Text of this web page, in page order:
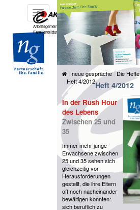
Toggle
navigation
Arbeitsgemeinschaft für katholische
Familienbildung e.V.
neue gespräche Die Hefte
Heft 4/2012Heft 4/2012
In der Rush Hour
des Lebens
Zwischen 25 und
35
Immer mehr junge
Erwachsene zwischen
25 und 35 sehen sich
gleichzeitig vor
Herausforderungen
gestellt, die ihre Eltern
oft noch nacheinander
bewältigen konnten:
sich beruflich zu